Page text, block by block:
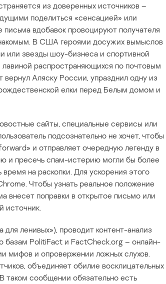
из доверенных источников –
поделиться «сенсацией» или
вдобавок провоцируют получателя
В США героями досужих вымыслов
или звезды шоу-бизнеса и спортивной
распространяющихся по почтовым
Аляску России, упразднил одну из
елки перед Белым домом и
сайты, специальные сервисы или
подсознательно не хочет, чтобы
и отправляет очередную легенду в
и пресечь спам-истерию могли бы более
на раскопки. Для ускорения этого
Чтобы узнать реальное положение
внесет поправки в открытое письмо или
источник.
ленивых»), проводит контент-анализ
базам PolitiFact и FactCheck.org – онлайн-
мифов и опровержении ложных слухов.
объединяет обилие восклицательных
таком сообщении обязательно есть